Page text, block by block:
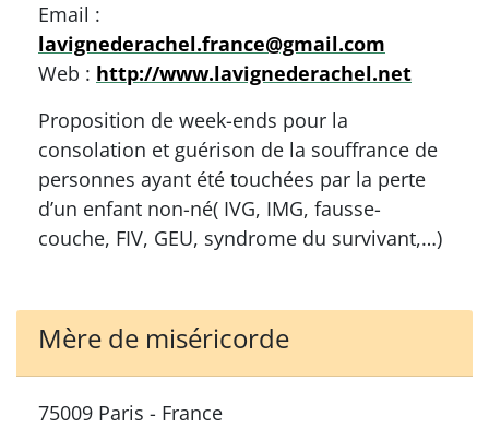
Email :
lavignederachel.france@gmail.com
Web : http://www.lavignederachel.net
Proposition de week-ends pour la
consolation et guérison de la souffrance de
personnes ayant été touchées par la perte
d’un enfant non-né( IVG, IMG, fausse-
couche, FIV, GEU, syndrome du survivant,…)
Mère de miséricorde
75009 Paris - France